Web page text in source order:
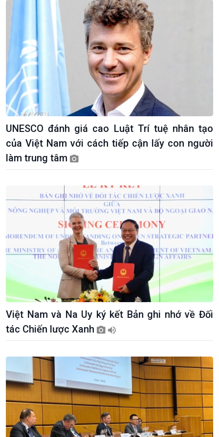
Chính trị
Tin Chính trị
Chính phủ với người dân
Quốc hội với cử tri
Đảng trong cuộc sống
Nhận diện sự thật
Pháp luật và đời sống
Thế giới
Tin thế giới
Vấn đề quốc tế
Biên cương - Một dải vững
bền
UNESCO đánh giá cao Luật Trí tuệ nhân tạo
của Việt Nam với cách tiếp cận lấy con người
làm trung tâm
Việt Nam và Na Uy ký kết Bản ghi nhớ về Đối
tác Chiến lược Xanh